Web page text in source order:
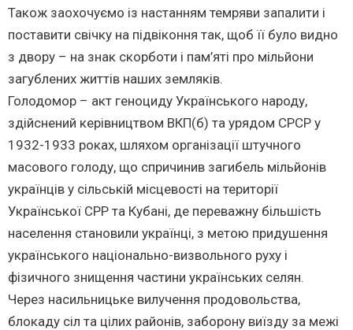
Також заохочуємо із настанням темряви запалити і
поставити свічку на підвіконня так, щоб її було видно
з двору – на знак скорботи і пам’яті про мільйони
загублених життів наших земляків.
Голодомор – акт геноциду Українського народу,
здійснений керівництвом ВКП(б) та урядом СРСР у
1932-1933 роках, шляхом організації штучного
масового голоду, що спричинив загибель мільйонів
українців у сільській місцевості на території
Української СРР та Кубані, де переважну більшість
населення становили українці, з метою придушення
українського національно-визвольного руху і
фізичного знищення частини українських селян.
Через насильницьке вилучення продовольства,
блокаду сіл та цілих районів, заборону виїзду за межі